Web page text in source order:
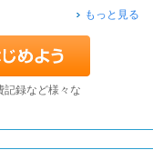
もっと見る
記録など様々な